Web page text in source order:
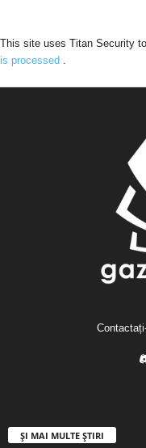
This site uses Titan Security
is processed
ȘI MAI MULTE ȘTIRI